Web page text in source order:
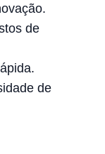
de
de